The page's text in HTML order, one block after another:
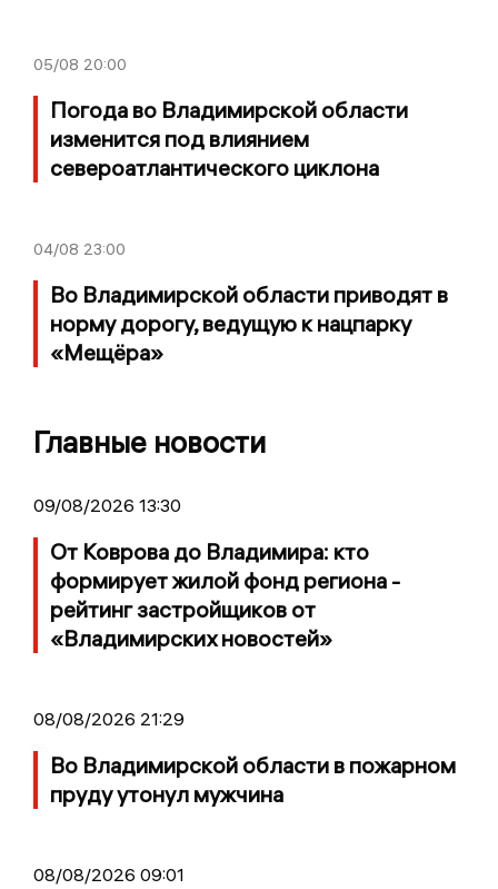
05/08 20:00
Погода во Владимирской области
изменится под влиянием
североатлантического циклона
04/08 23:00
Во Владимирской области приводят в
норму дорогу, ведущую к нацпарку
«Мещёра»
Главные новости
09/08/2026 13:30
От Коврова до Владимира: кто
формирует жилой фонд региона -
рейтинг застройщиков от
«Владимирских новостей»
08/08/2026 21:29
Во Владимирской области в пожарном
пруду утонул мужчина
08/08/2026 09:01